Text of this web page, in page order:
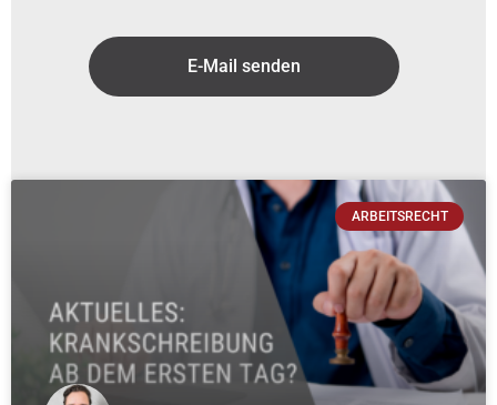
E-Mail senden
ARBEITSRECHT